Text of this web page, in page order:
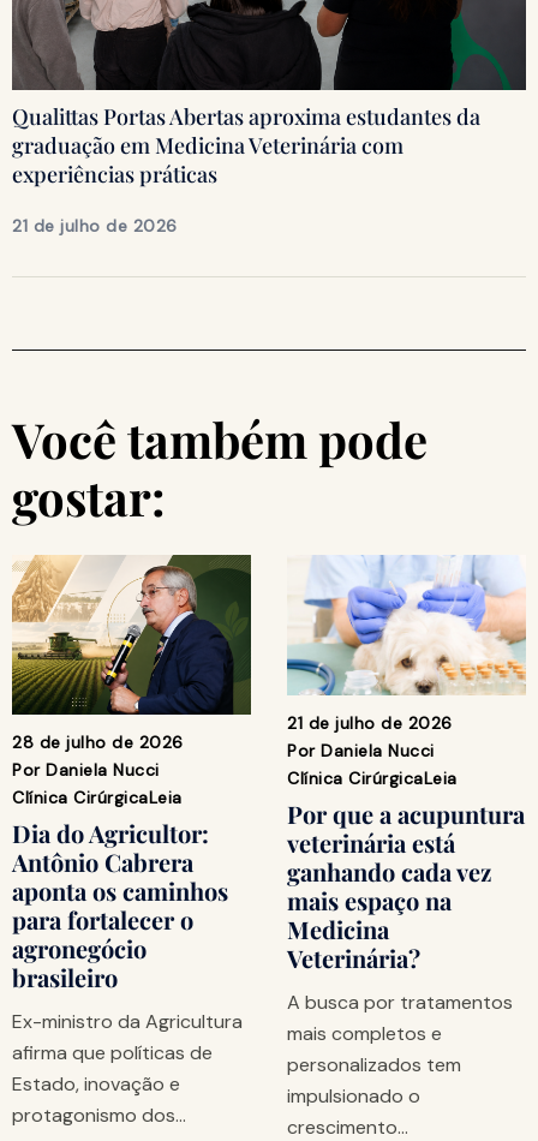
Qualittas Portas Abertas aproxima estudantes da
graduação em Medicina Veterinária com
experiências práticas
21 de julho de 2026
Você também pode
gostar:
28 de julho de 2026
Por Daniela Nucci
Clínica CirúrgicaLeia
Dia do Agricultor:
Antônio Cabrera
aponta os caminhos
para fortalecer o
agronegócio
brasileiro
Ex-ministro da Agricultura
afirma que políticas de
Estado, inovação e
protagonismo dos…
21 de julho de 2026
Por Daniela Nucci
Clínica CirúrgicaLeia
Por que a acupuntura
veterinária está
ganhando cada vez
mais espaço na
Medicina
Veterinária?
A busca por tratamentos
mais completos e
personalizados tem
impulsionado o
crescimento…